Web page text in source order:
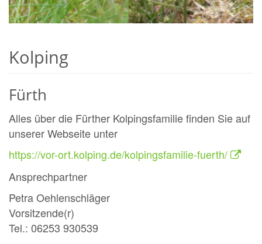
Kolping
Fürth
Alles über die Fürther Kolpingsfamilie finden Sie auf
unserer Webseite unter
https://vor-ort.kolping.de/kolpingsfamilie-fuerth/
Ansprechpartner
Petra Oehlenschläger
Vorsitzende(r)
Tel.: 06253 930539